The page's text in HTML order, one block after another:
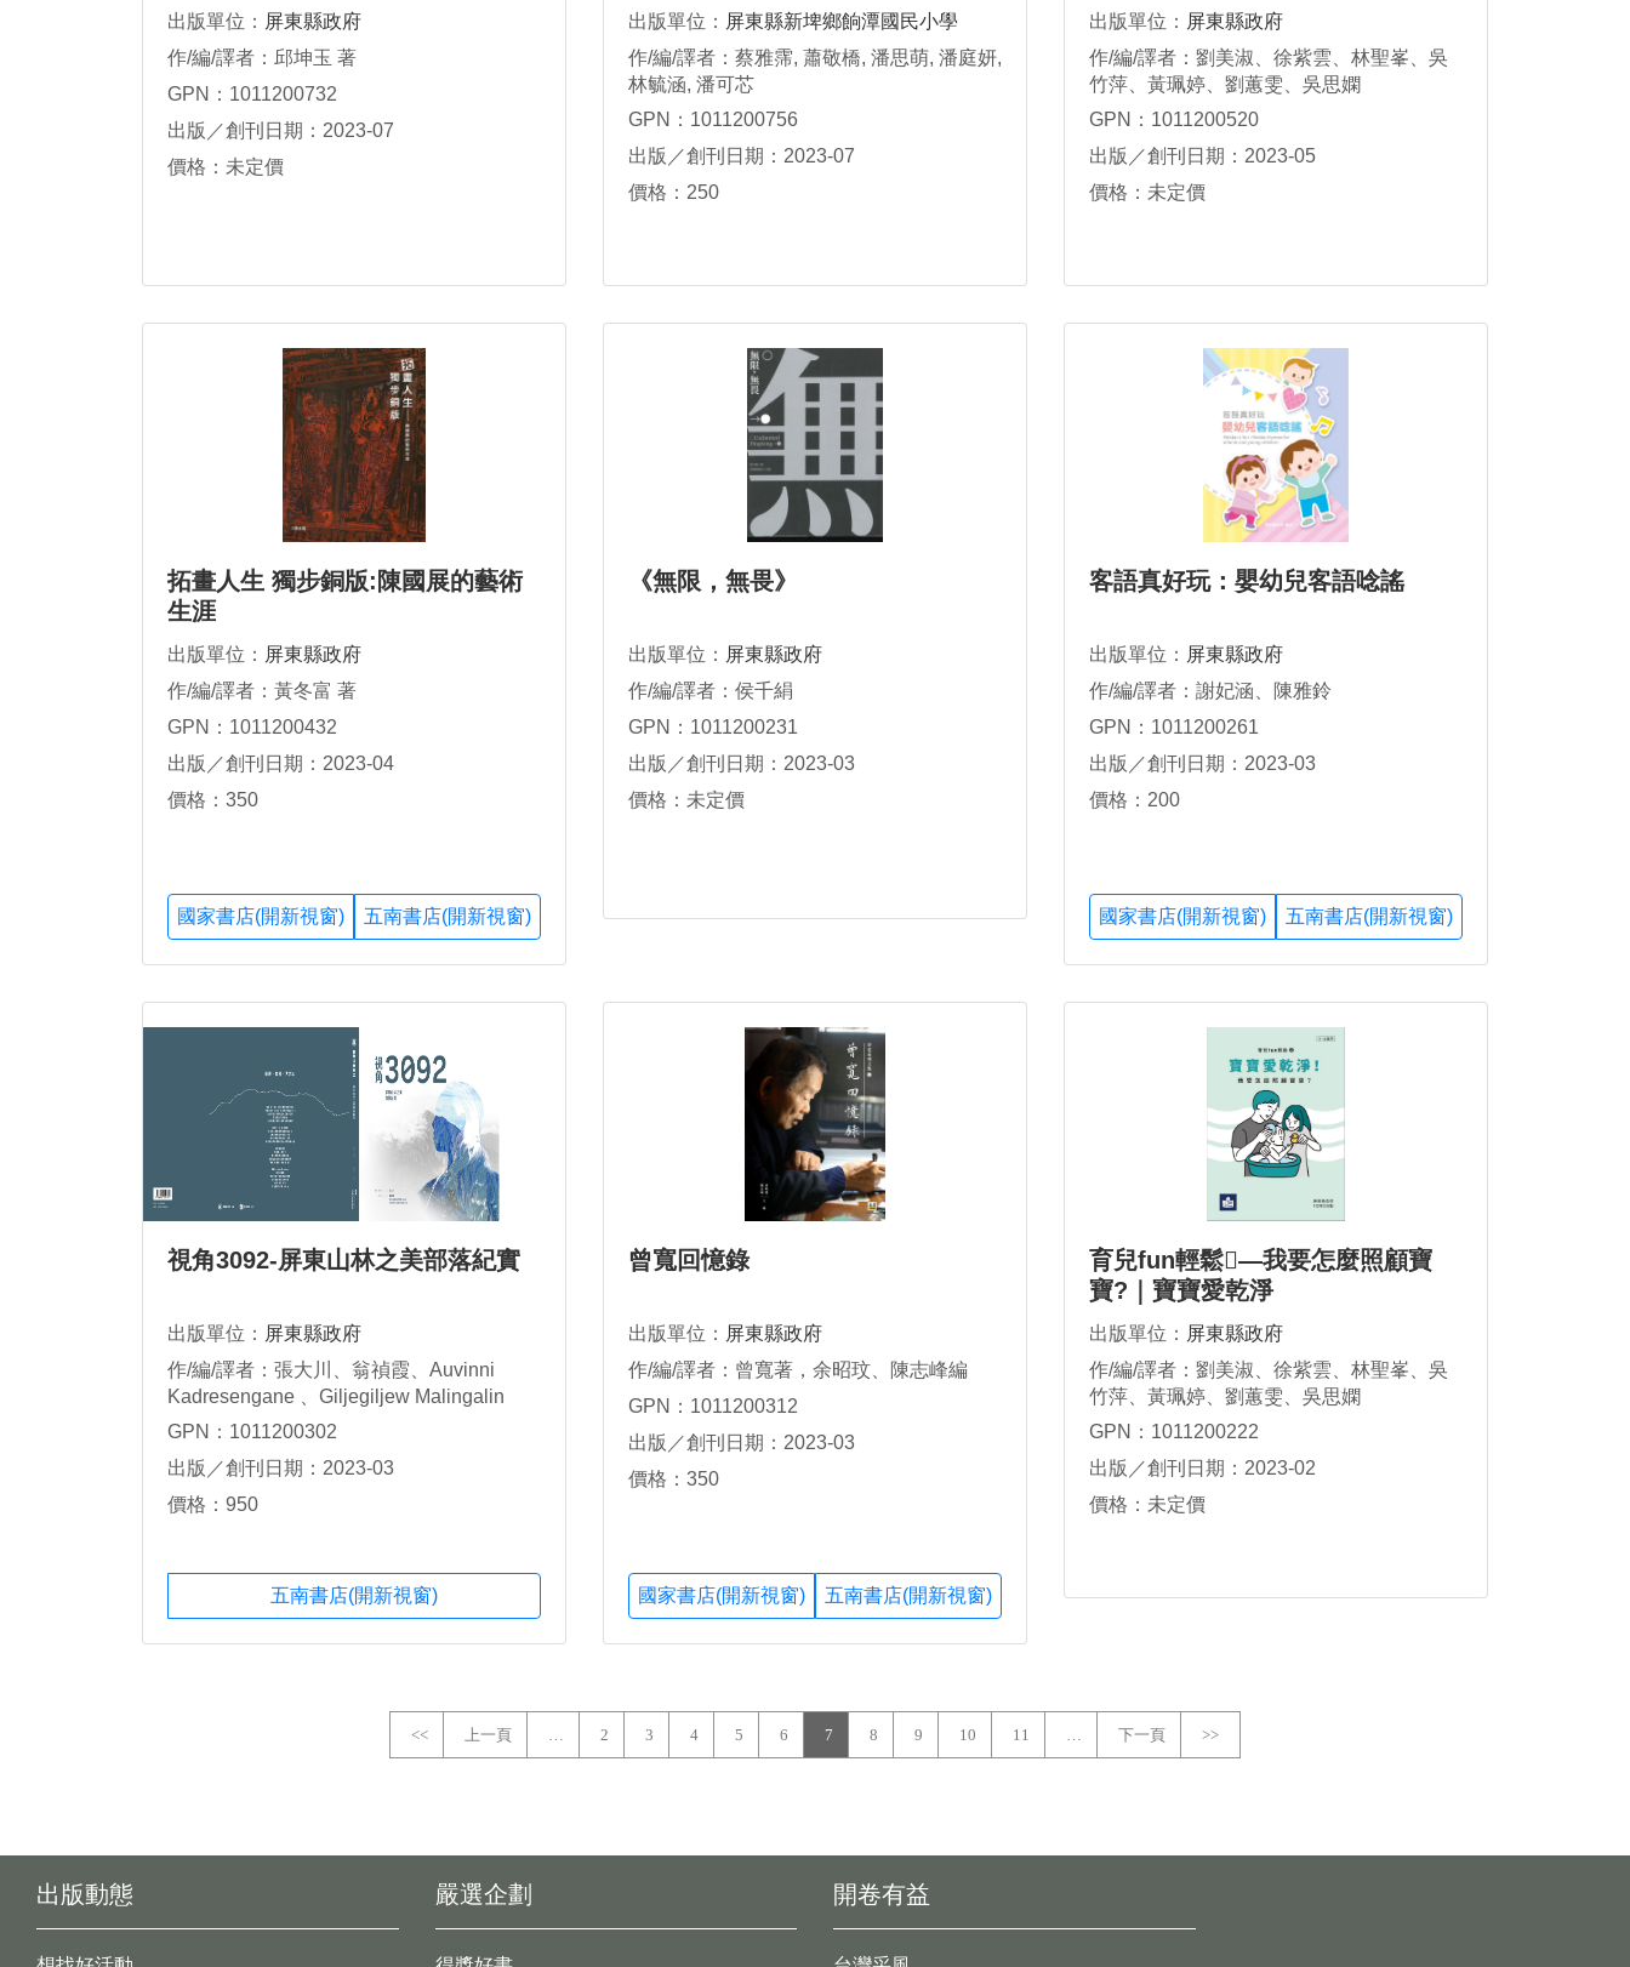
出版單位： 屏東縣政府
作/編/譯者：邱坤玉 著
GPN：1011200732
出版／創刊日期：2023-07
價格：未定價
出版單位： 屏東縣新埤鄉餉潭國民小學
作/編/譯者：蔡雅霈, 蕭敬橋, 潘思萌, 潘庭妍,
林毓涵, 潘可芯
GPN：1011200756
出版／創刊日期：2023-07
價格：250
出版單位： 屏東縣政府
作/編/譯者：劉美淑、徐紫雲、林聖峯、吳
竹萍、黃珮婷、劉蕙雯、吳思嫻
GPN：1011200520
出版／創刊日期：2023-05
價格：未定價
拓畫人生 獨步銅版:陳國展的藝術
生涯
出版單位： 屏東縣政府
作/編/譯者：黃冬富 著
GPN：1011200432
出版／創刊日期：2023-04
價格：350
國家書店(開新視窗) 五南書店(開新視窗)
《無限，無畏》
出版單位： 屏東縣政府
作/編/譯者：侯千絹
GPN：1011200231
出版／創刊日期：2023-03
價格：未定價
客語真好玩：嬰幼兒客語唸謠
出版單位： 屏東縣政府
作/編/譯者：謝妃涵、陳雅鈴
GPN：1011200261
出版／創刊日期：2023-03
價格：200
國家書店(開新視窗) 五南書店(開新視窗)
視角3092-屏東山林之美部落紀實
出版單位： 屏東縣政府
作/編/譯者：張大川、翁禎霞、Auvinni
Kadresengane 、Giljegiljew Malingalin
GPN：1011200302
出版／創刊日期：2023-03
價格：950
五南書店(開新視窗)
曾寬回憶錄
出版單位： 屏東縣政府
作/編/譯者：曾寬著，余昭玟、陳志峰編
GPN：1011200312
出版／創刊日期：2023-03
價格：350
國家書店(開新視窗) 五南書店(開新視窗)
育兒fun輕鬆—我要怎麼照顧寶
寶?｜寶寶愛乾淨
出版單位： 屏東縣政府
作/編/譯者：劉美淑、徐紫雲、林聖峯、吳
竹萍、黃珮婷、劉蕙雯、吳思嫻
GPN：1011200222
出版／創刊日期：2023-02
價格：未定價
<< 上一頁 … 2 3 4 5 6 7 8 9 10 11 … 下一頁 >>
出版動態 開卷有益
嚴選企劃